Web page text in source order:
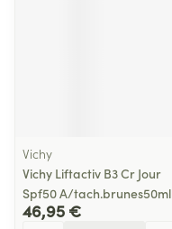
Vichy
Vichy Liftactiv B3 Cr Jour
Spf50 A/tach.brunes50ml
46,95 €